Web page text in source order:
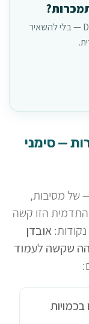
שאלון קצר מבוסס קריטריוני DSM-5 — בלי להשאיר
— סימני
של מסיבות,
התדמית הזו קשה
אובדן
שקשה לעמוד